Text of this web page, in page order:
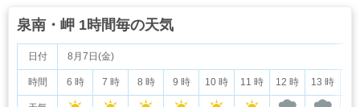
泉南・岬 1時間毎の天気
日付
時間
8月7日(金)
6 時 7 時 8 時 9 時 10 時 11 時 12 時 13 時